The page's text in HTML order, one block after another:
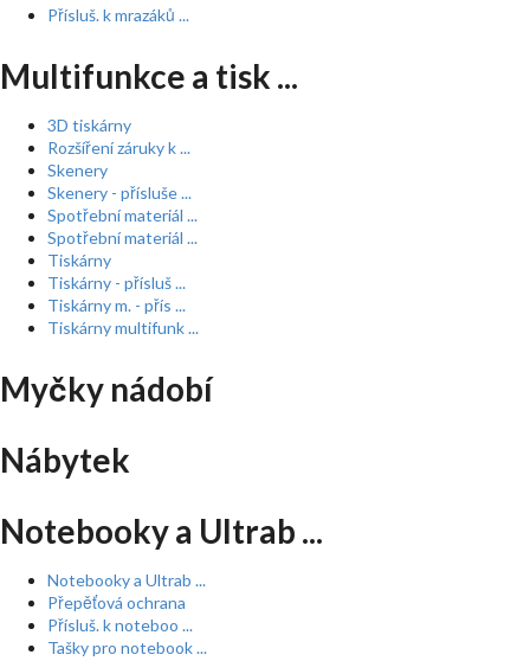
Přísluš. k mrazáků ...
Multifunkce a tisk ...
3D tiskárny
Rozšíření záruky k ...
Skenery
Skenery - přísluše ...
Spotřební materiál ...
Spotřební materiál ...
Tiskárny
Tiskárny - přísluš ...
Tiskárny m. - přís ...
Tiskárny multifunk ...
Myčky nádobí
Nábytek
Notebooky a Ultrab ...
Notebooky a Ultrab ...
Přepěťová ochrana
Přísluš. k noteboo ...
Tašky pro notebook ...